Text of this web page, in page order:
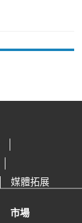
媒體拓展
市場